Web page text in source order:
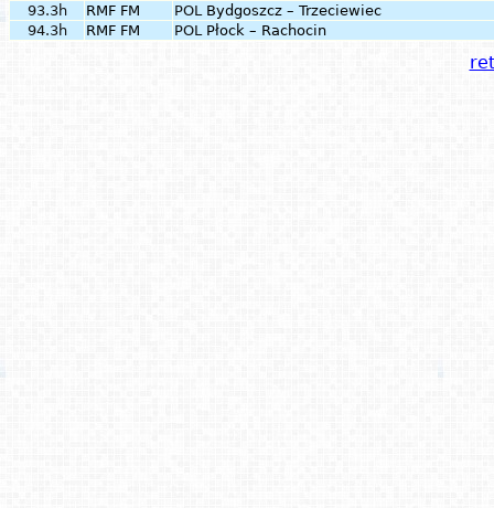
93.3h
RMF FM POL Bydgoszcz – Trzeciewiec
94.3h
RMF FM POL Płock – Rachocin